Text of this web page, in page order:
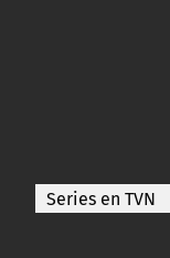
Series en TVN